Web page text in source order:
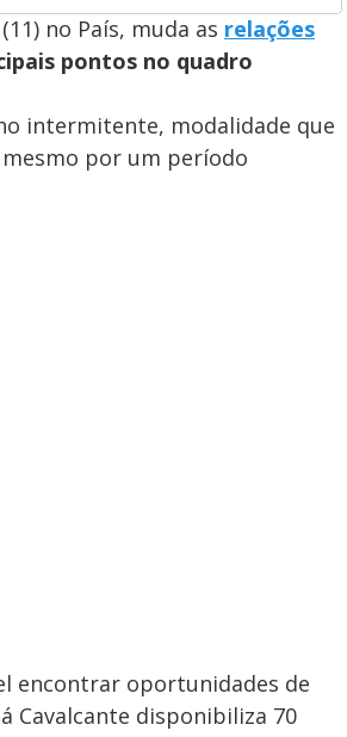
no País, muda as relações
pontos no quadro
intermitente, modalidade que
por um período
encontrar oportunidades de
Cavalcante disponibiliza 70